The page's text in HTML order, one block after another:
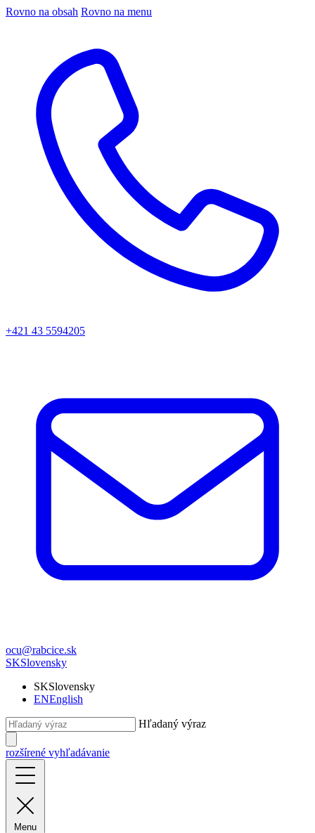
Rovno na obsah Rovno na menu
+421 43 5594205
ocu@rabcice.sk
SKSlovensky
SKSlovensky
ENEnglish
Hľadaný výraz
rozšírené vyhľadávanie
Menu